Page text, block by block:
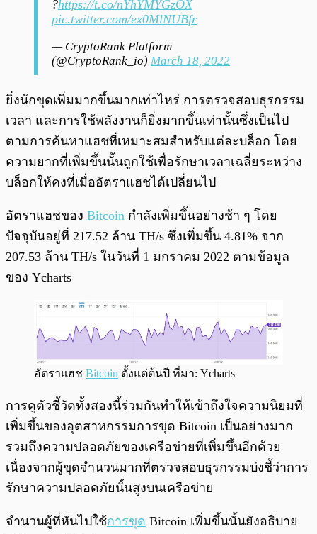
?https://t.co/nYhYMYGzOX
pic.twitter.com/ex0MlNUBfr
— CryptoRank Platform
(@CryptoRank_io) March 18, 2022
ยิ่งนักขุดเพิ่มมากขึ้นมากเท่าไหร่ การตรวจสอบธุรกรรม
เวลา และการใช้พลังงานก็ยิ่งมากขึ้นเท่านั้นซึ่งเป็นไป
ตามการค้นหาแฮชที่เหมาะสมสำหรับแต่ละบล็อก โดย
ความยากที่เพิ่มขึ้นนั้นถูกใช้เพื่อรักษาเวลาเฉลี่ยระหว่าง
บล็อกให้คงที่เมื่ออัตราแฮชได้เปลี่ยนไป
อัตราแฮชของ Bitcoin กำลังเพิ่มขึ้นอย่างช้า ๆ โดย
ปัจจุบันอยู่ที่ 217.52 ล้าน TH/s ซึ่งเพิ่มขึ้น 4.81% จาก
207.53 ล้าน TH/s ในวันที่ 1 มกราคม 2022 ตามข้อมูล
ของ Ycharts
อัตราแฮช Bitcoin ตั้งแต่ต้นปี ที่มา: Ycharts
การดูตัวชี้วัดทั้งสองนี้ร่วมกันทำให้เข้าถึงใจความนิยมที่
เพิ่มขึ้นของอุตสาหกรรมการขุด Bitcoin เป็นอย่างมาก
รวมถึงความปลอดภัยของเครือข่ายที่เพิ่มขึ้นอีกด้วย
เนื่องจากผู้ขุดจำนวนมากที่ตรวจสอบธุรกรรมบ่งชี้ว่าการ
รักษาความปลอดภัยนั้นสูงบนเครือข่าย
จำนวนผู้ที่หันไปใช้การขุด Bitcoin เพิ่มขึ้นนั้นยังอธิบาย